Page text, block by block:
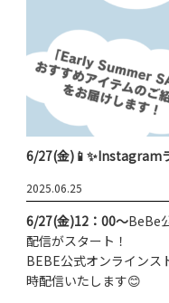
6/27(金)📱✨Instagram
2025.06.25
6/27(金)12：00～BeBe
配信がスタート！
BEBE公式オンラインス
時配信いたします😊